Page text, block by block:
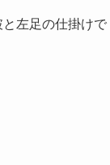
左足の仕掛けで